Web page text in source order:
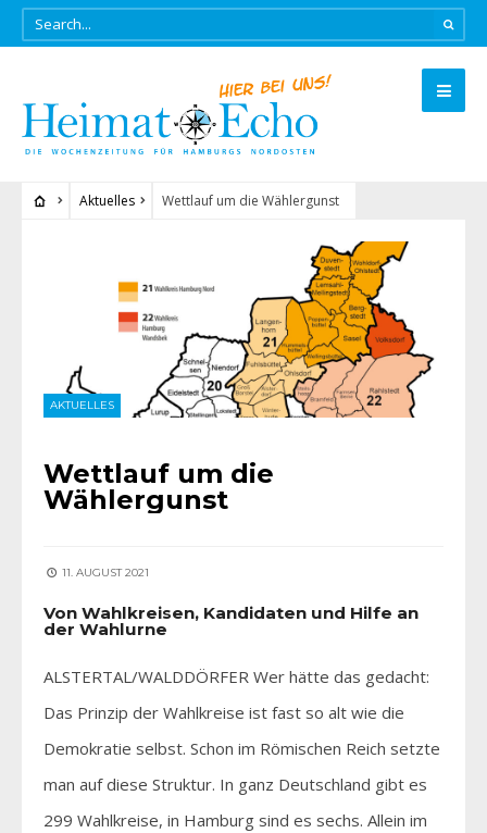
Aktuelles Wettlauf um die Wählergunst
AKTUELLES
Wettlauf um die
Wählergunst
11. AUGUST 2021
Von Wahlkreisen, Kandidaten und Hilfe an
der Wahlurne
ALSTERTAL/WALDDÖRFER Wer hätte das gedacht:
Das Prinzip der Wahlkreise ist fast so alt wie die
Demokratie selbst. Schon im Römischen Reich setzte
man auf diese Struktur. In ganz Deutschland gibt es
299 Wahlkreise, in Hamburg sind es sechs. Allein im